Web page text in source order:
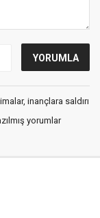
inançlara saldırı
yorumlar